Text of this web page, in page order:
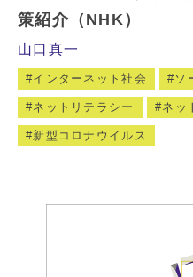
策紹介（NHK）
山口真一
インターネット社会 ソ
ネットリテラシー ネッ
新型コロナウイルス